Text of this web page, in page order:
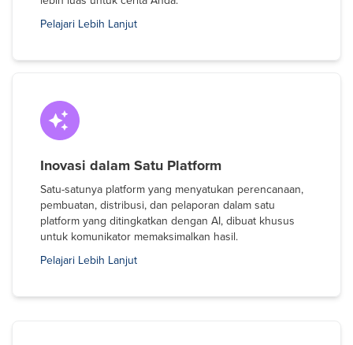
Pelajari Lebih Lanjut
Inovasi dalam Satu Platform
Satu-satunya platform yang menyatukan perencanaan,
pembuatan, distribusi, dan pelaporan dalam satu
platform yang ditingkatkan dengan AI, dibuat khusus
untuk komunikator memaksimalkan hasil.
Pelajari Lebih Lanjut